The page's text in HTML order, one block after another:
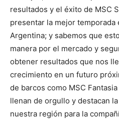
resultados y el éxito de MSC
presentar la mejor temporada
Argentina; y sabemos que
manera por el mercado y
obtener resultados que nos
crecimiento en un futuro
de barcos como MSC
llenan de orgullo y destacan
nuestra región para la